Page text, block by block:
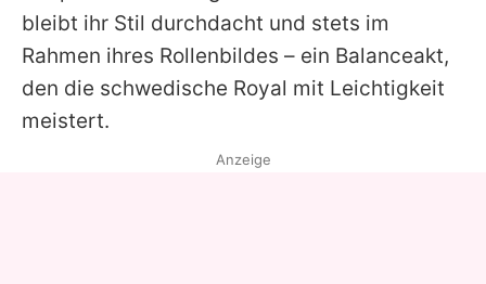
bleibt ihr Stil durchdacht und stets im
Rahmen ihres Rollenbildes – ein Balanceakt,
den die schwedische Royal mit Leichtigkeit
meistert.
Anzeige